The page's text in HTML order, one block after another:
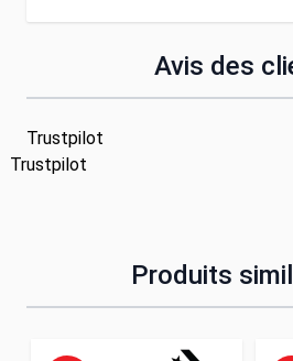
Avis des
Trustpilot
Trustpilot
Produits